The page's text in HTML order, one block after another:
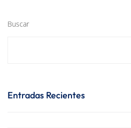
Buscar
Entradas Recientes